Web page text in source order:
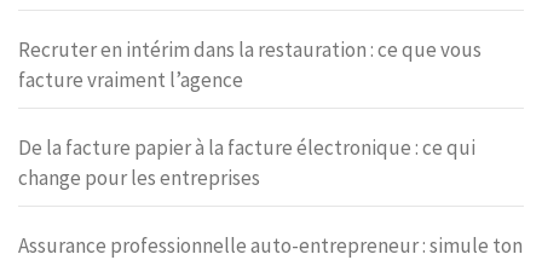
Recruter en intérim dans la restauration : ce que vous
facture vraiment l’agence
De la facture papier à la facture électronique : ce qui
change pour les entreprises
Assurance professionnelle auto-entrepreneur : simule ton